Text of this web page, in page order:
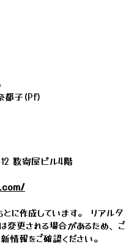
都子(Pf)
数寄屋ビル4階
に作成しています。 リアルタ
変更される場合があるため、ご
情報をご確認ください。